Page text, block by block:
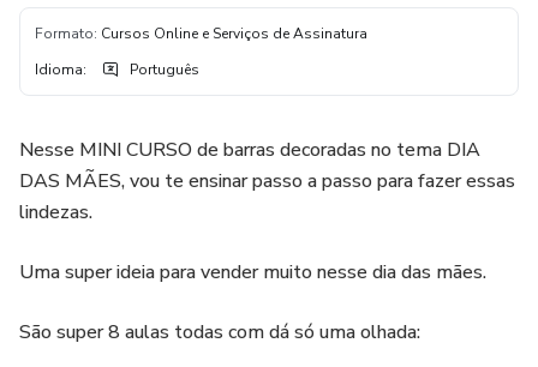
Formato: Cursos Online e Serviços de Assinatura
Idioma: Português
Nesse MINI CURSO de barras decoradas no tema DIA
DAS MÃES, vou te ensinar passo a passo para fazer essas
lindezas.
Uma super ideia para vender muito nesse dia das mães.
São super 8 aulas todas com dá só uma olhada: